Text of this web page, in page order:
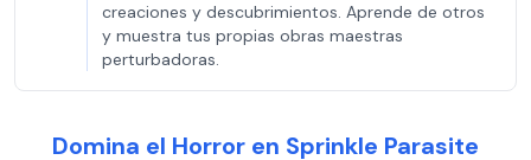
creaciones y descubrimientos. Aprende de otros
y muestra tus propias obras maestras
perturbadoras.
Domina el Horror en Sprinkle Parasite